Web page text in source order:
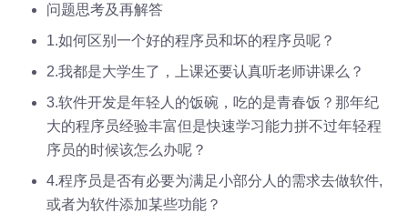
问题思考及再解答
1.如何区别一个好的程序员和坏的程序员呢？
2.我都是大学生了，上课还要认真听老师讲课么？
3.软件开发是年轻人的饭碗，吃的是青春饭？那年纪
大的程序员经验丰富但是快速学习能力拼不过年轻程
序员的时候该怎么办呢？
4.程序员是否有必要为满足小部分人的需求去做软件,
或者为软件添加某些功能？